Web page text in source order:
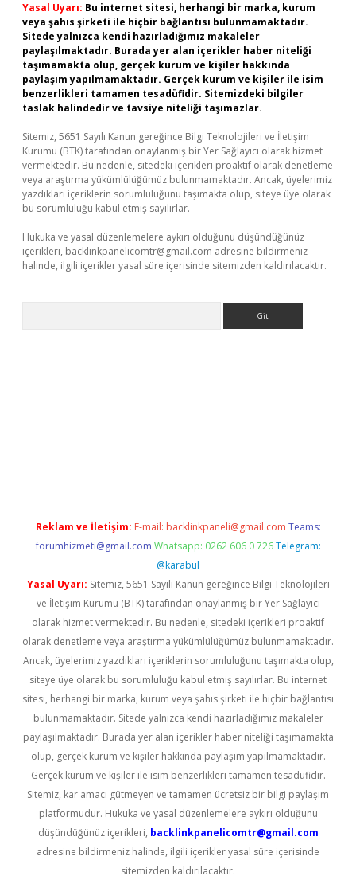
Yasal Uyarı: Bu internet sitesi, herhangi bir marka, kurum
veya şahıs şirketi ile hiçbir bağlantısı bulunmamaktadır.
Sitede yalnızca kendi hazırladığımız makaleler
paylaşılmaktadır. Burada yer alan içerikler haber niteliği
taşımamakta olup, gerçek kurum ve kişiler hakkında
paylaşım yapılmamaktadır. Gerçek kurum ve kişiler ile isim
benzerlikleri tamamen tesadüfidir. Sitemizdeki bilgiler
taslak halindedir ve tavsiye niteliği taşımazlar.
Sitemiz, 5651 Sayılı Kanun gereğince Bilgi Teknolojileri ve İletişim
Kurumu (BTK) tarafından onaylanmış bir Yer Sağlayıcı olarak hizmet
vermektedir. Bu nedenle, sitedeki içerikleri proaktif olarak denetleme
veya araştırma yükümlülüğümüz bulunmamaktadır. Ancak, üyelerimiz
yazdıkları içeriklerin sorumluluğunu taşımakta olup, siteye üye olarak
bu sorumluluğu kabul etmiş sayılırlar.
Hukuka ve yasal düzenlemelere aykırı olduğunu düşündüğünüz
içerikleri, backlinkpanelicomtr@gmail.com adresine bildirmeniz
halinde, ilgili içerikler yasal süre içerisinde sitemizden kaldırılacaktır.
Reklam ve İletişim: E-mail: backlinkpaneli@gmail.com Teams:
forumhizmeti@gmail.com Whatsapp: 0262 606 0 726 Telegram:
@karabul
Yasal Uyarı: Sitemiz, 5651 Sayılı Kanun gereğince Bilgi Teknolojileri
ve İletişim Kurumu (BTK) tarafından onaylanmış bir Yer Sağlayıcı
olarak hizmet vermektedir. Bu nedenle, sitedeki içerikleri proaktif
olarak denetleme veya araştırma yükümlülüğümüz bulunmamaktadır.
Ancak, üyelerimiz yazdıkları içeriklerin sorumluluğunu taşımakta olup,
siteye üye olarak bu sorumluluğu kabul etmiş sayılırlar. Bu internet
sitesi, herhangi bir marka, kurum veya şahıs şirketi ile hiçbir bağlantısı
bulunmamaktadır. Sitede yalnızca kendi hazırladığımız makaleler
paylaşılmaktadır. Burada yer alan içerikler haber niteliği taşımamakta
olup, gerçek kurum ve kişiler hakkında paylaşım yapılmamaktadır.
Gerçek kurum ve kişiler ile isim benzerlikleri tamamen tesadüfidir.
Sitemiz, kar amacı gütmeyen ve tamamen ücretsiz bir bilgi paylaşım
platformudur. Hukuka ve yasal düzenlemelere aykırı olduğunu
düşündüğünüz içerikleri, backlinkpanelicomtr@gmail.com
adresine bildirmeniz halinde, ilgili içerikler yasal süre içerisinde
sitemizden kaldırılacaktır.